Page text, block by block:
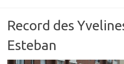
Record des
Esteban